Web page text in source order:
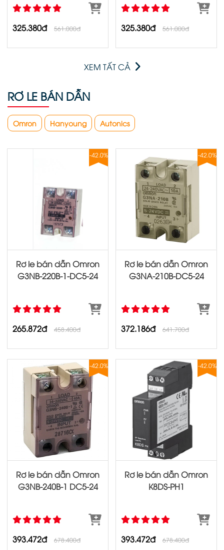
325.380đ 561.000đ 325.380đ 561.000đ
XEM TẤT CẢ
RƠ LE BÁN DẪN
Omron Hanyoung Autonics
-42.0%
Rơ le bán dẫn Omron
G3NB‐220B‐1‐DC5‐24
265.872đ 458.400đ
-42.0%
Rơ le bán dẫn Omron
G3NA‐210B‐DC5‐24
372.186đ 641.700đ
-42.0%
Rơ le bán dẫn Omron
G3NB‐240B‐1 DC5‐24
393.472đ 678.400đ
-42.0%
Rơ le bán dẫn Omron
K8DS‐PH1
393.472đ 678.400đ